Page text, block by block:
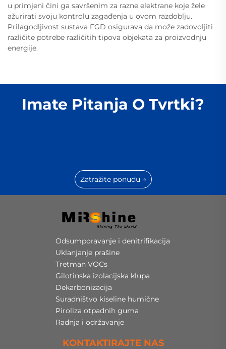
u primjeni čini ga savršenim za razne elektrane koje žele
ažurirati svoju kontrolu zagađenja u ovom razdoblju.
Prilagodljivost sustava FGD osigurava da može zadovoljiti
različite potrebe različitih tipova objekata za proizvodnju
energije.
Imate Pitanja O Tvrtki?
Zatražite ponudu →
Odsumporavanje i denitrifikacija
Uklanjanje prašine
Tretman VOCs
Gilotinska izolacijska klupa
Dekarbonizacija
Suradništvo kiseline humične
Piroliza otpadnih guma
Radnja i održavanje
KONTAKTIRAJTE NAS